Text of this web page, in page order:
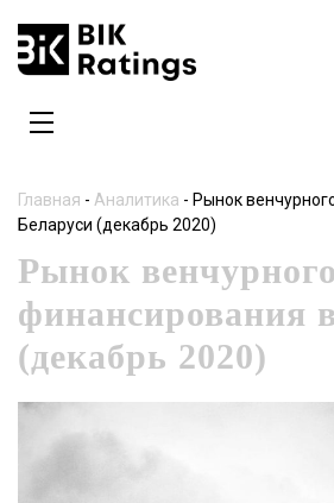
Главная - Аналитика - Рынок
Беларуси (декабрь 2020)
Рынок венчурного
финансирования
(декабрь 2020)